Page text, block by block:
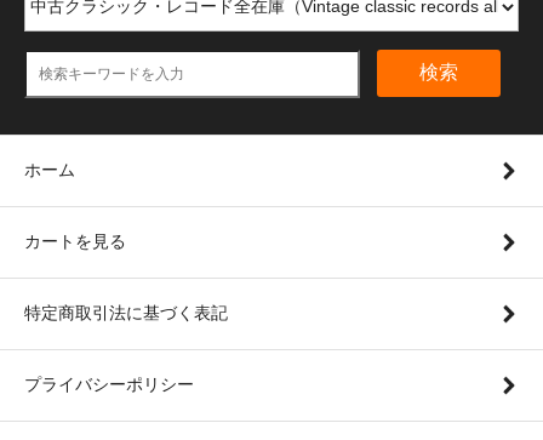
検索
ホーム
カートを見る
特定商取引法に基づく表記
プライバシーポリシー